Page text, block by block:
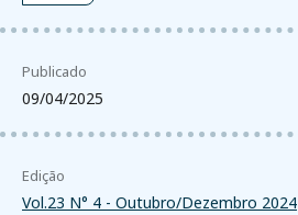
Publicado
09/04/2025
Edição
Vol.23 N° 4 - Outubro/Dezembro 2024